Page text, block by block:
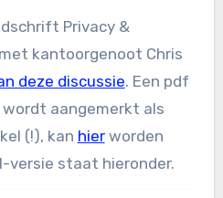
Privacy &
kantoorgenoot Chris
deze discussie. Een pdf
aangemerkt als
(!), kan hierworden
versie staat hieronder.